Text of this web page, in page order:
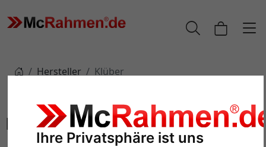
Ihre Privatsphäre ist uns
Hersteller Klüber